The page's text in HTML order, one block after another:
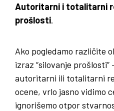
Autoritarni i totalitarni
prošlosti.
Ako pogledamo različite
izraz “silovanje prošlosti”
autoritarni ili totalitarni
ocene, vrlo jasno vidimo
ignorišemo otpor